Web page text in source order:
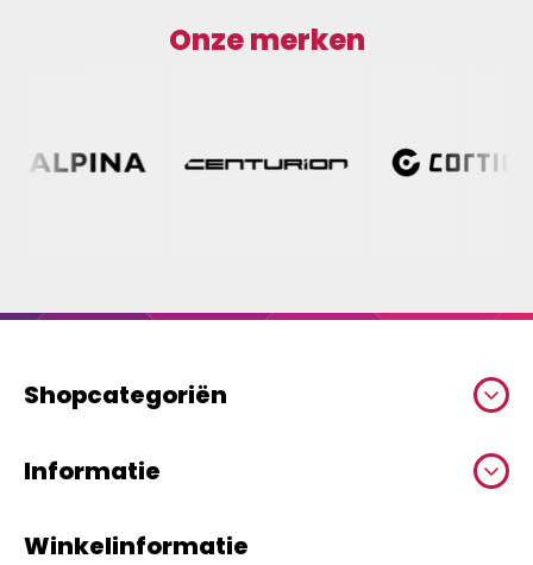
Onze merken
Shopcategoriën
Informatie
Winkelinformatie